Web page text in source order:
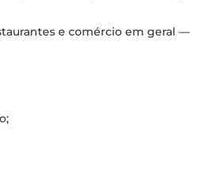
e comércio em geral —